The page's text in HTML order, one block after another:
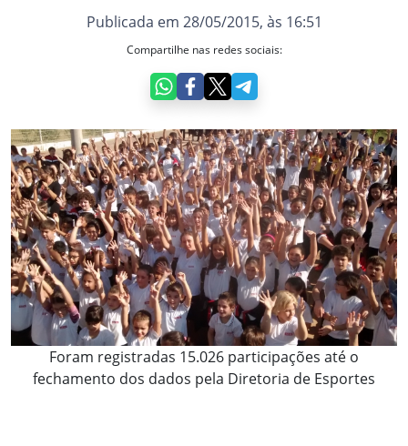
Publicada em 28/05/2015, às 16:51
Compartilhe nas redes sociais:
Foram registradas 15.026 participações até o
fechamento dos dados pela Diretoria de Esportes